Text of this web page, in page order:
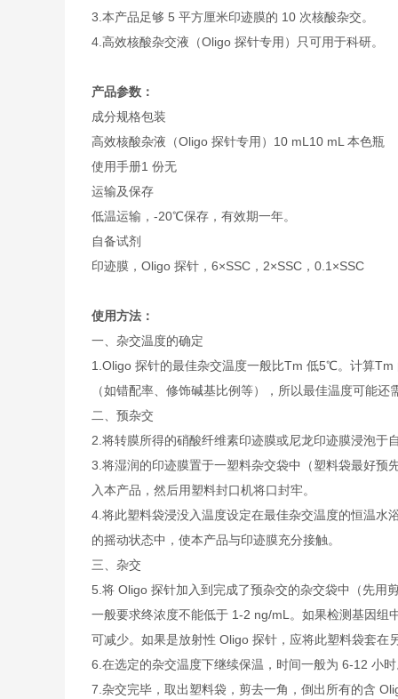
3.本产品足够 5 平方厘米印迹膜的 10 次核酸杂交。
4.高效核酸杂交液（Oligo 探针专用）只可用于科研。
产品参数：
成分规格包装
高效核酸杂液（Oligo 探针专用） 10 mL 10 mL 本色瓶
使用手册1 份无
运输及保存
低温运输，-20℃保存，有效期一年。
自备试剂
印迹膜，Oligo 探针，6×SSC，2×SSC，0.1×SSC
使用方法：
一、杂交温度的确定
1.Oligo 探针的最佳杂交温度一般比Tm 低5℃。计算
（如错配率、修饰碱基比例等），所以最佳温度可能
二、预杂交
2.将转膜所得的硝酸纤维素印迹膜或尼龙印迹膜浸泡于
3.将湿润的印迹膜置于一塑料杂交袋中（塑料袋最好
入本产品，然后用塑料封口机将口封牢。
4.将此塑料袋浸没入温度设定在最佳杂交温度的恒温
的摇动状态中，使本产品与印迹膜充分接触。
三、杂交
5.将 Oligo 探针加入到完成了预杂交的杂交袋中（先用
一般要求终浓度不能低于 1-2 ng/mL。如果检测基因组
可减少。如果是放射性 Oligo 探针，应将此塑料袋套
6.在选定的杂交温度下继续保温，时间一般为 6-12 小
7.杂交完毕，取出塑料袋，剪去一角，倒出所有的含